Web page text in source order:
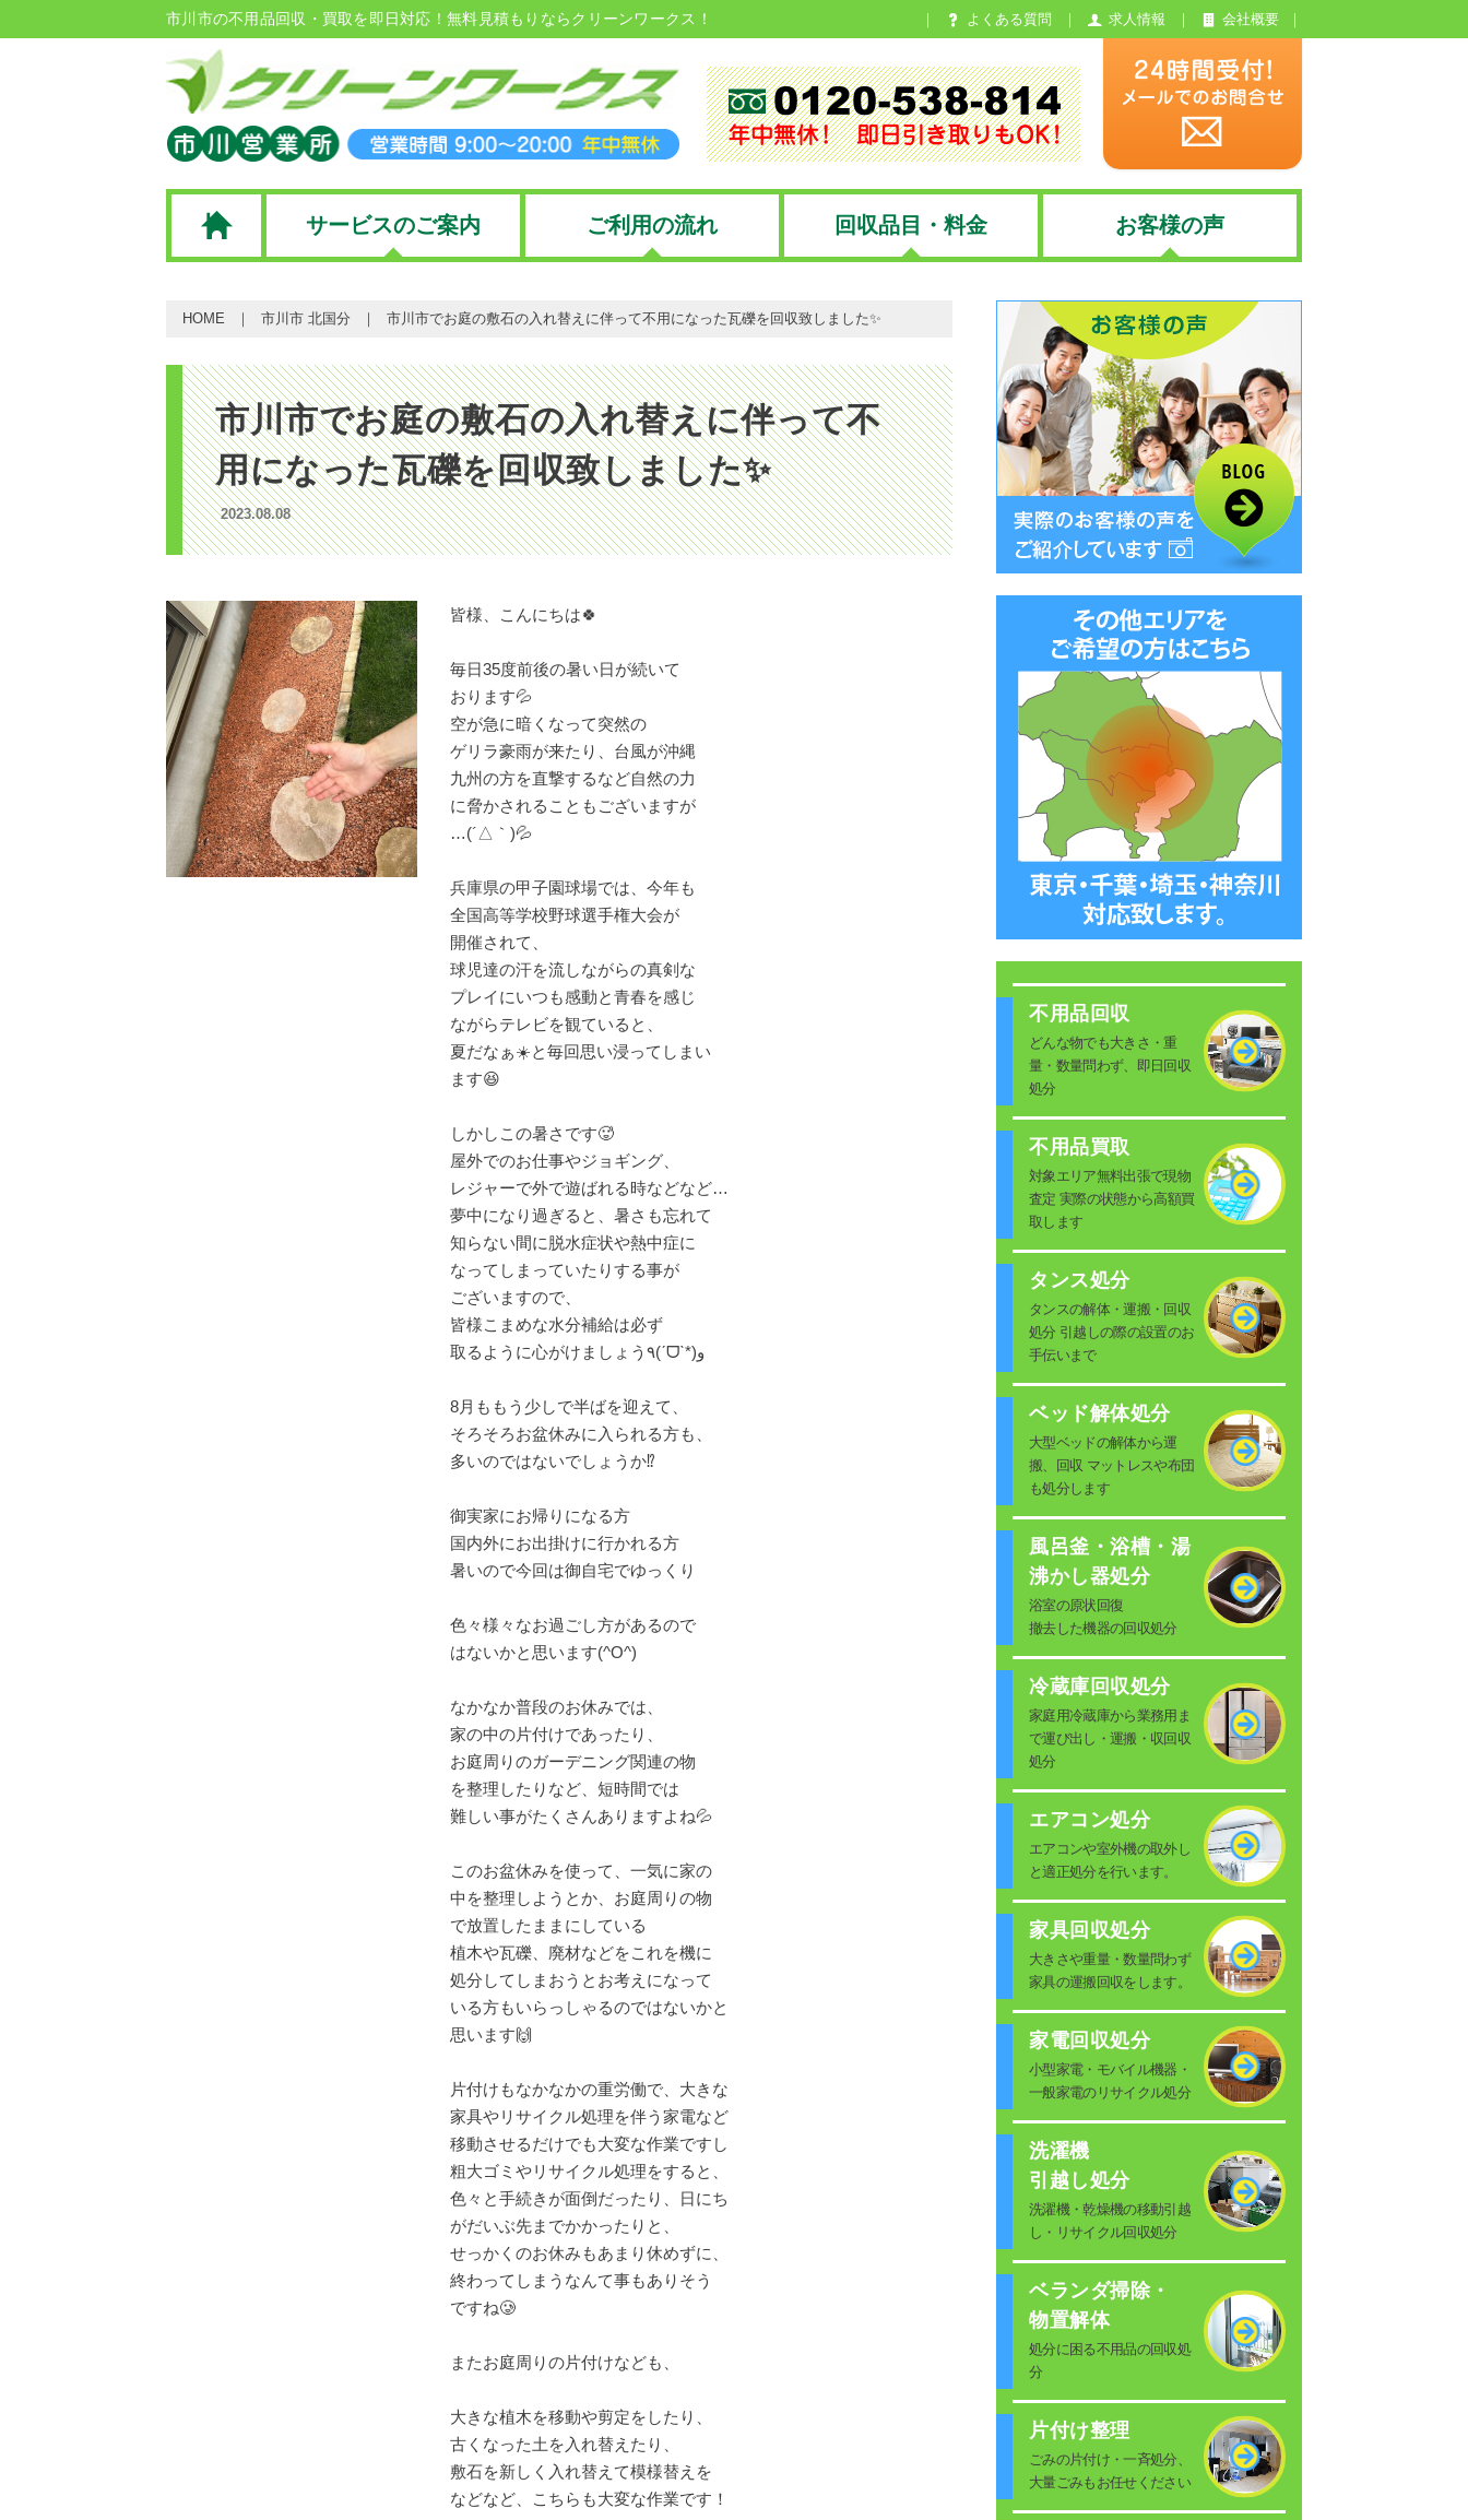
市川市の不用品回収・買取を即日対応！無料見積もりならクリーンワークス！ よくある質問 求人情報 会社概要
サービスのご案内 ご利用の流れ 回収品目・料金 お客様の声
HOME 市川市 北国分 市川市でお庭の敷石の入れ替えに伴って不用になった瓦礫を回収致しました✨
市川市でお庭の敷石の入れ替えに伴って不
用になった瓦礫を回収致しました✨
2023.08.08
皆様、こんにちは🍀
毎日35度前後の暑い日が続いて
おります💦
空が急に暗くなって突然の
ゲリラ豪雨が来たり、台風が沖縄
九州の方を直撃するなど自然の力
に脅かされることもございますが
…(´△｀)💦
兵庫県の甲子園球場では、今年も
全国高等学校野球選手権大会が
開催されて、
球児達の汗を流しながらの真剣な
プレイにいつも感動と青春を感じ
ながらテレビを観ていると、
夏だなぁ☀️と毎回思い浸ってしまい
ます😆
しかしこの暑さです🥵
屋外でのお仕事やジョギング、
レジャーで外で遊ばれる時などなど…
夢中になり過ぎると、暑さも忘れて
知らない間に脱水症状や熱中症に
なってしまっていたりする事が
ございますので、
皆様こまめな水分補給は必ず
取るように心がけましょう٩(ˊᗜˋ*)و
8月ももう少しで半ばを迎えて、
そろそろお盆休みに入られる方も、
多いのではないでしょうか⁉️
御実家にお帰りになる方
国内外にお出掛けに行かれる方
暑いので今回は御自宅でゆっくり
色々様々なお過ごし方があるので
はないかと思います(^O^)
なかなか普段のお休みでは、
家の中の片付けであったり、
お庭周りのガーデニング関連の物
を整理したりなど、短時間では
難しい事がたくさんありますよね💦
このお盆休みを使って、一気に家の
中を整理しようとか、お庭周りの物
で放置したままにしている
植木や瓦礫、廃材などをこれを機に
処分してしまおうとお考えになって
いる方もいらっしゃるのではないかと
思います🙌
片付けもなかなかの重労働で、大きな
家具やリサイクル処理を伴う家電など
移動させるだけでも大変な作業ですし
粗大ゴミやリサイクル処理をすると、
色々と手続きが面倒だったり、日にち
がだいぶ先までかかったりと、
せっかくのお休みもあまり休めずに、
終わってしまうなんて事もありそう
ですね🥲
またお庭周りの片付けなども、
大きな植木を移動や剪定をしたり、
古くなった土を入れ替えたり、
敷石を新しく入れ替えて模様替えを
などなど、こちらも大変な作業です！
不用品回収
どんな物でも大きさ・重
量・数量問わず、即日回収
処分
不用品買取
対象エリア無料出張で現物
査定 実際の状態から高額買
取します
タンス処分
タンスの解体・運搬・回収
処分 引越しの際の設置のお
手伝いまで
ベッド解体処分
大型ベッドの解体から運
搬、回収 マットレスや布団
も処分します
風呂釜・浴槽・湯
沸かし器処分
浴室の原状回復
撤去した機器の回収処分
冷蔵庫回収処分
家庭用冷蔵庫から業務用ま
で運び出し・運搬・収回収
処分
エアコン処分
エアコンや室外機の取外し
と適正処分を行います。
家具回収処分
大きさや重量・数量問わず
家具の運搬回収をします。
家電回収処分
小型家電・モバイル機器・
一般家電のリサイクル処分
洗濯機
引越し処分
洗濯機・乾燥機の移動引越
し・リサイクル回収処分
ベランダ掃除・
物置解体
処分に困る不用品の回収処
分
片付け整理
ごみの片付け・一斉処分、
大量ごみもお任せください